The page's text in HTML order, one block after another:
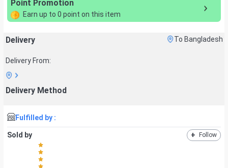
Point Promotion
Earn up to 0 point on this item
Delivery To Bangladesh
Delivery From:
Delivery Method
Fulfilled by :
Sold by + Follow